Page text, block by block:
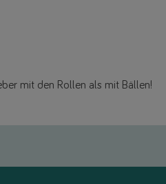
mit den Rollen als mit Bällen!